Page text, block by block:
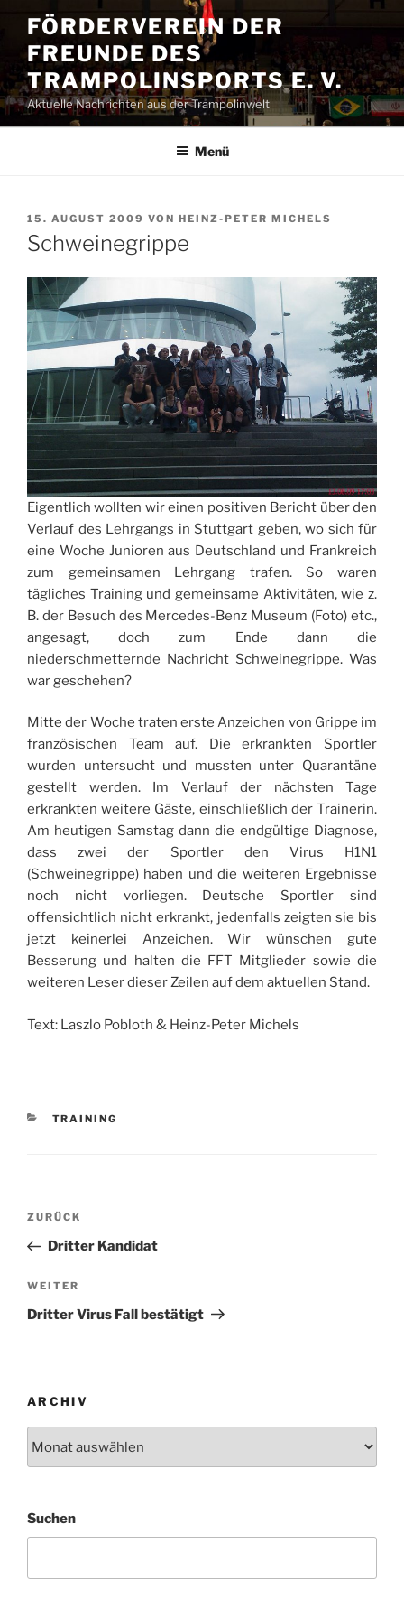
Inhalt
springen
FÖRDERVEREIN DER
FREUNDE DES
TRAMPOLINSPORTS E. V.
Aktuelle Nachrichten aus der Trampolinwelt
Menü
VERÖFFENTLICHT
AM
15. AUGUST 2009 VON HEINZ-PETER MICHELS
Schweinegrippe
Eigentlich wollten wir einen positiven Bericht über den
Verlauf des Lehrgangs in Stuttgart geben, wo sich für
eine Woche Junioren aus Deutschland und Frankreich
zum gemeinsamen Lehrgang trafen. So waren
tägliches Training und gemeinsame Aktivitäten, wie z.
B. der Besuch des Mercedes-Benz Museum (Foto) etc.,
angesagt, doch zum Ende dann die
niederschmetternde Nachricht Schweinegrippe. Was
war geschehen?
Mitte der Woche traten erste Anzeichen von Grippe im
französischen Team auf. Die erkrankten Sportler
wurden untersucht und mussten unter Quarantäne
gestellt werden. Im Verlauf der nächsten Tage
erkrankten weitere Gäste, einschließlich der Trainerin.
Am heutigen Samstag dann die endgültige Diagnose,
dass zwei der Sportler den Virus H1N1
(Schweinegrippe) haben und die weiteren Ergebnisse
noch nicht vorliegen. Deutsche Sportler sind
offensichtlich nicht erkrankt, jedenfalls zeigten sie bis
jetzt keinerlei Anzeichen. Wir wünschen gute
Besserung und halten die FFT Mitglieder sowie die
weiteren Leser dieser Zeilen auf dem aktuellen Stand.
Text: Laszlo Pobloth & Heinz-Peter Michels
KATEGORIEN
TRAINING
Beitragsnavigation
Vorheriger
Beitrag
ZURÜCK
Dritter Kandidat
Nächster
Beitrag
WEITER
Dritter Virus Fall bestätigt
ARCHIV
Suchen